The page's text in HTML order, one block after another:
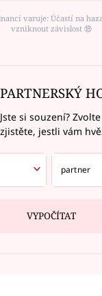
varuje: Účastí na
vzniknout závislost ⑱
PARTNERSKÝ
Jste si souzení?
zjistěte, jestli vám
VYPOČÍTAT